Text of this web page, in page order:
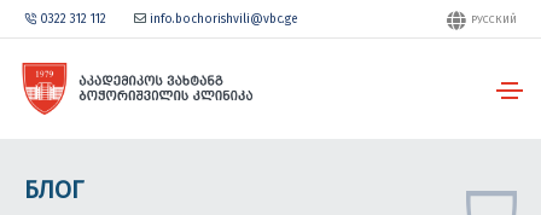
0322 312 112 info.bochorishvili@vbc.ge РУССКИЙ
БЛОГ